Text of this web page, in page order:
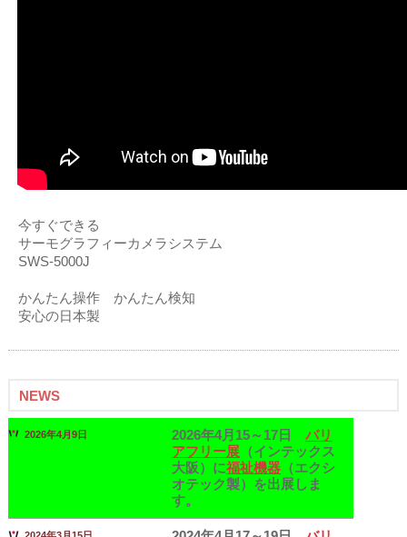
今すぐできる
サーモグラフィーカメラシステム
SWS-5000J
かんたん操作 かんたん検知
安心の日本製
NEWS
2026年4月9日 2026年4月15～17日 バリ
アフリー展（インテックス
大阪）に福祉機器（エクシ
オテック製）を出展しま
す。